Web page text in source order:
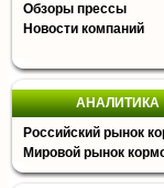
Обзоры прессы
Новости компаний
АНАЛИТИКА
Российский рынок
Мировой рынок